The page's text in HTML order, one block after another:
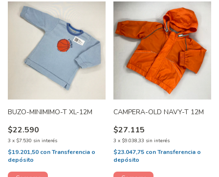
BUZO-MINIMIMO-T XL-12M
$22.590
3 x $7.530 sin interés
$19.201,50 conTransferencia o
depósito
CAMPERA-OLD NAVY-T 12M
$27.115
3 x $9.038,33 sin interés
$23.047,75 conTransferencia o
depósito